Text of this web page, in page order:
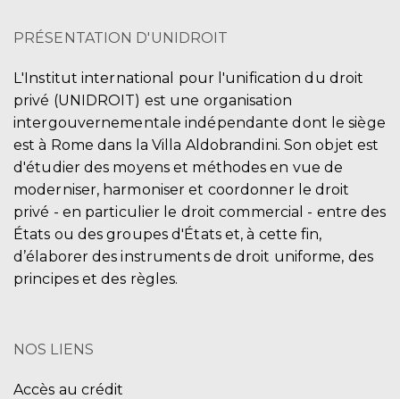
PRÉSENTATION D'UNIDROIT
L'Institut international pour l'unification du droit
privé (UNIDROIT) est une organisation
intergouvernementale indépendante dont le siège
est à Rome dans la Villa Aldobrandini. Son objet est
d'étudier des moyens et méthodes en vue de
moderniser, harmoniser et coordonner le droit
privé - en particulier le droit commercial - entre des
États ou des groupes d'États et, à cette fin,
d’élaborer des instruments de droit uniforme, des
principes et des règles.
NOS LIENS
Accès au crédit